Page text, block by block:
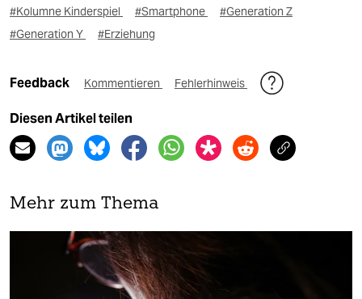
#Kolumne Kinderspiel #Smartphone
#Generation Z
#Generation Y
#Erziehung
Feedback Kommentieren Fehlerhinweis
Diesen Artikel teilen
Mehr zum Thema